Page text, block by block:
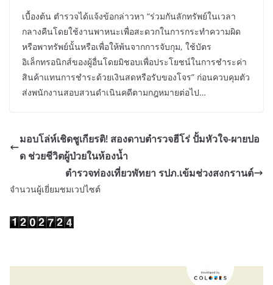
เบื้องต้น ตำรวจได้แจ้งข้อกล่าวหา “ร่วมกันลักทรัพย์ในเวลา
กลางคืนโดยใช้งานพาหนะเพื่อสะดวกในการกระทำความผิด
หรือพาทรัพย์นั้นหรือเพื่อให้พ้นจากการจับกุม, ใช้บัตร
อิเล็กทรอนิกส์ของผู้อื่นโดยมิชอบเพื่อประโยชน์ในการชำระค่า
สินค้าแทนการชำระด้วยเงินสดหรือรับของโจร” ก่อนควบคุมตัว
ส่งพนักงานสอบสวนดำเนินคดีตามกฎหมายต่อไป…
มอบโล่ห์เชิดชูเกียรติ! สองดาบตำรวจฮีโร่ ปั้มหัวใจ-ผายปอ
ด ช่วยชีวิตผู้ป่วยในห้องน้ำ
ตำรวจท่องเที่ยวพัทยา รปภ.เข้มช่วงสงกรานต์
จำนวนผู้เยี่ยมชมเวปไซต์